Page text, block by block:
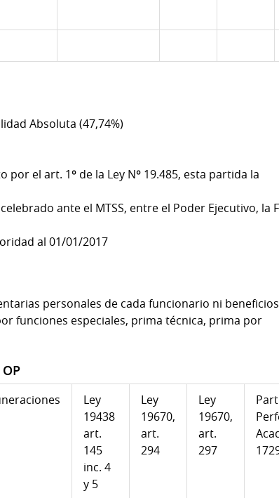
Absoluta (47,74%)
el art. 1º de la Ley Nº 19.485, esta partida la
ante el MTSS, entre el Poder Ejecutivo, la
al 01/01/2017
personales de cada funcionario ni beneficios
funciones especiales, prima técnica, prima por
Ley
19438
art.
145
inc. 4
y 5
Ley
19670,
art.
294
Ley
19670,
art.
297